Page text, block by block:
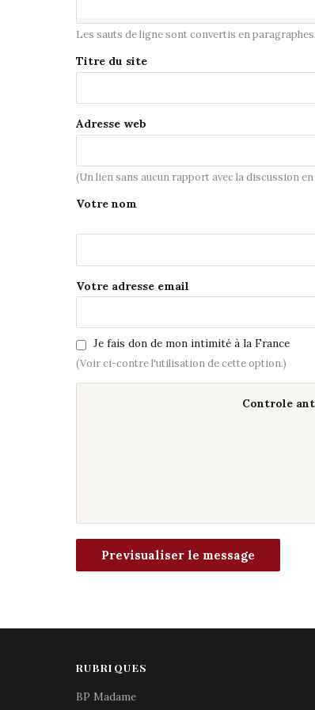
Les sauts de ligne sont convertis en
Titre du site
Adresse web
(Un lien sans aucun rapport avec la discussion
Votre nom
Votre adresse email
Je fais don de mon intimité à la France
(Voir ci-contre l'utilisation de cette option.)
Controle
RUBRIQUES
BP Madame